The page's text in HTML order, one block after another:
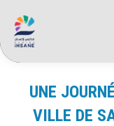
UNE
VILLE DE